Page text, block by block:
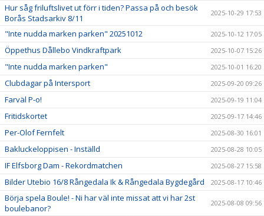
Hur såg friluftslivet ut förr i tiden? Passa på och besök
Borås Stadsarkiv 8/11
2025-10-29 17:53
"Inte nudda marken parken" 20251012 2025-10-12 17:05
Öppethus Dållebo Vindkraftpark 2025-10-07 15:26
"Inte nudda marken parken" 2025-10-01 16:20
Clubdagar på Intersport 2025-09-20 09:26
Farväl P-o! 2025-09-19 11:04
Fritidskortet 2025-09-17 14:46
Per-Olof Fernfelt 2025-08-30 16:01
Bakluckeloppisen - Inställd 2025-08-28 10:05
IF Elfsborg Dam - Rekordmatchen 2025-08-27 15:58
Bilder Utebio 16/8 Rångedala Ik & Rångedala Bygdegård 2025-08-17 10:46
Börja spela Boule! - Ni har väl inte missat att vi har 2st
boulebanor?
2025-08-08 09:56